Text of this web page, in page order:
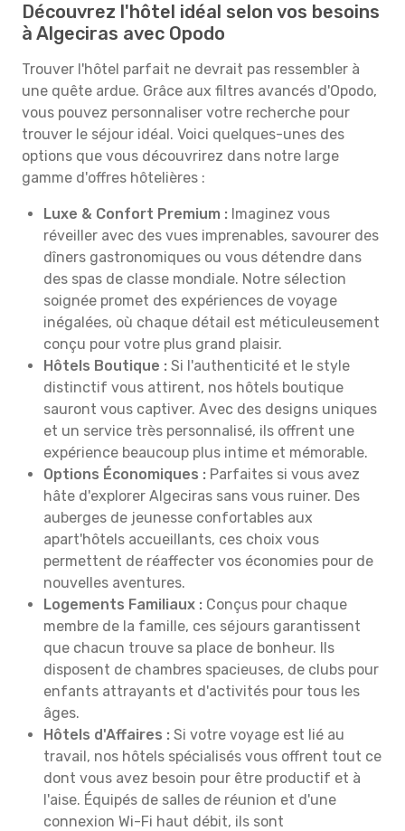
Découvrez l'hôtel idéal selon vos besoins
à Algeciras avec Opodo
Trouver l'hôtel parfait ne devrait pas ressembler à
une quête ardue. Grâce aux filtres avancés d'Opodo,
vous pouvez personnaliser votre recherche pour
trouver le séjour idéal. Voici quelques-unes des
options que vous découvrirez dans notre large
gamme d'offres hôtelières :
Luxe & Confort Premium : Imaginez vous
réveiller avec des vues imprenables, savourer des
dîners gastronomiques ou vous détendre dans
des spas de classe mondiale. Notre sélection
soignée promet des expériences de voyage
inégalées, où chaque détail est méticuleusement
conçu pour votre plus grand plaisir.
Hôtels Boutique : Si l'authenticité et le style
distinctif vous attirent, nos hôtels boutique
sauront vous captiver. Avec des designs uniques
et un service très personnalisé, ils offrent une
expérience beaucoup plus intime et mémorable.
Options Économiques : Parfaites si vous avez
hâte d'explorer Algeciras sans vous ruiner. Des
auberges de jeunesse confortables aux
apart'hôtels accueillants, ces choix vous
permettent de réaffecter vos économies pour de
nouvelles aventures.
Logements Familiaux : Conçus pour chaque
membre de la famille, ces séjours garantissent
que chacun trouve sa place de bonheur. Ils
disposent de chambres spacieuses, de clubs pour
enfants attrayants et d'activités pour tous les
âges.
Hôtels d'Affaires : Si votre voyage est lié au
travail, nos hôtels spécialisés vous offrent tout ce
dont vous avez besoin pour être productif et à
l'aise. Équipés de salles de réunion et d'une
connexion Wi-Fi haut débit, ils sont